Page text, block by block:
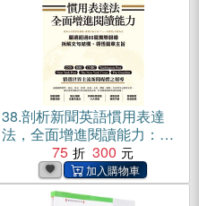
38.剖析新聞英語慣用表達
法，全面增進閱讀能力：嚴
選超過80篇實際報導，拆解
文句結構、領悟篇章主旨(電
子書)
75 300